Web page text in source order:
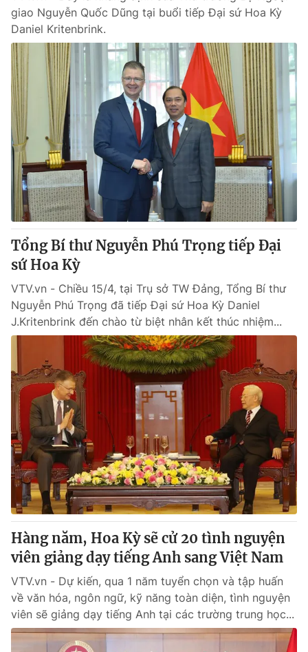
giao Nguyễn Quốc Dũng tại buổi tiếp Đại sứ Hoa Kỳ
Daniel Kritenbrink.
Tổng Bí thư Nguyễn Phú Trọng tiếp Đại
sứ Hoa Kỳ
VTV.vn - Chiều 15/4, tại Trụ sở TW Đảng, Tổng Bí thư
Nguyễn Phú Trọng đã tiếp Đại sứ Hoa Kỳ Daniel
J.Kritenbrink đến chào từ biệt nhân kết thúc nhiệm...
Hàng năm, Hoa Kỳ sẽ cử 20 tình nguyện
viên giảng dạy tiếng Anh sang Việt Nam
VTV.vn - Dự kiến, qua 1 năm tuyển chọn và tập huấn
về văn hóa, ngôn ngữ, kỹ năng toàn diện, tình nguyện
viên sẽ giảng dạy tiếng Anh tại các trường trung học...